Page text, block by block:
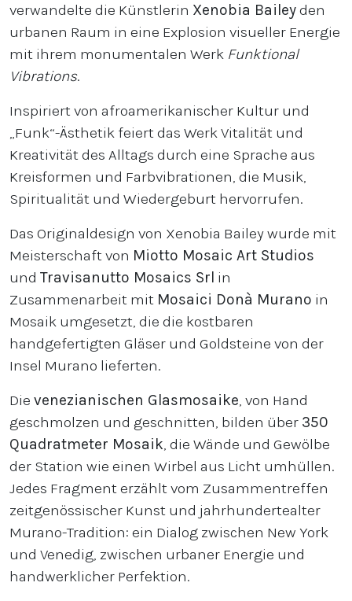
verwandelte die Künstlerin Xenobia Baileyden
urbanen Raum in eine Explosion visueller Energie
mit ihrem monumentalen Werk Funktional
Vibrations.
Inspiriert von afroamerikanischer Kultur und
„Funk“-Ästhetik feiert das Werk Vitalität und
Kreativität des Alltags durch eine Sprache aus
Kreisformen und Farbvibrationen, die Musik,
Spiritualität und Wiedergeburt hervorrufen.
Das Originaldesign von Xenobia Bailey wurde mit
Meisterschaft von Miotto Mosaic Art Studios
und Travisanutto Mosaics Srl in
Zusammenarbeit mit Mosaici Donà Murano in
Mosaik umgesetzt, die die kostbaren
handgefertigten Gläser und Goldsteine von der
Insel Murano lieferten.
Die venezianischen Glasmosaike, von Hand
geschmolzen und geschnitten, bilden über 350
Quadratmeter Mosaik, die Wände und Gewölbe
der Station wie einen Wirbel aus Licht umhüllen.
Jedes Fragment erzählt vom Zusammentreffen
zeitgenössischer Kunst und jahrhundertealter
Murano-Tradition: ein Dialog zwischen New York
und Venedig, zwischen urbaner Energie und
handwerklicher Perfektion.